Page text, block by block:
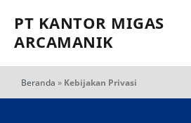
PT KANTOR MIGAS
ARCAMANIK
Beranda » Kebijakan Privasi